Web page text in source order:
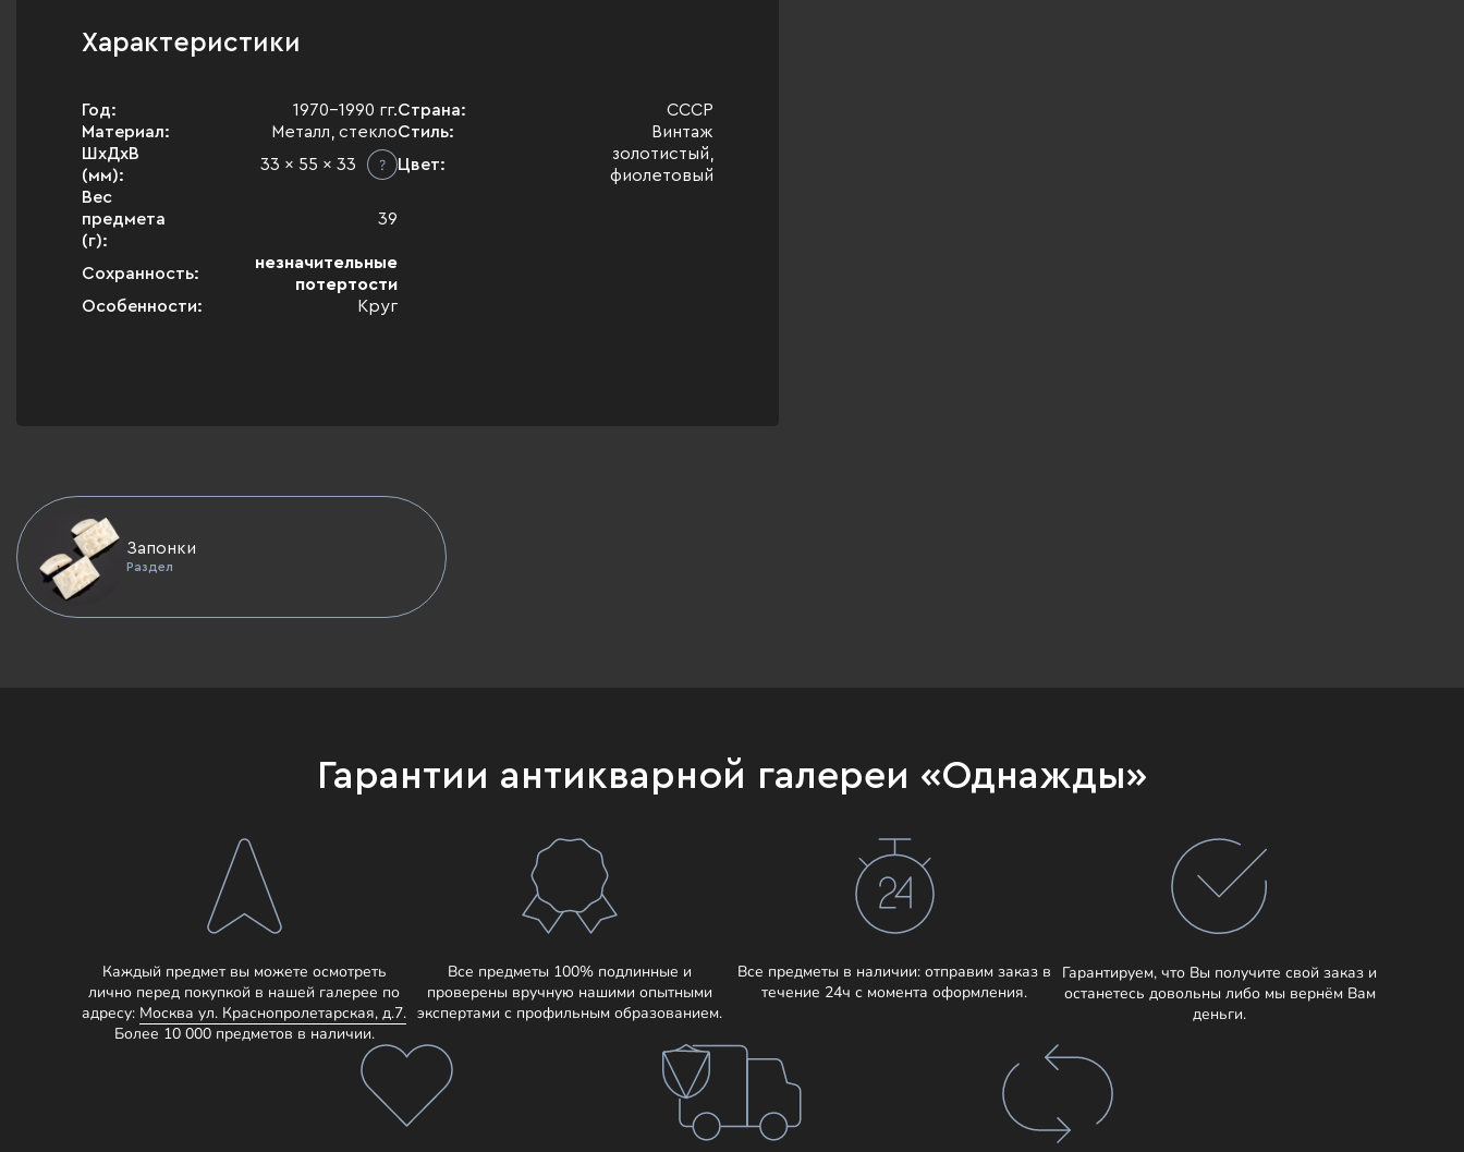
Характеристики
Год:
1970-1990 гг.
Материал:
Металл, стекло
ШхДхВ
(мм):
33 x 55 x 33
Вес
предмета
(г):
39
Сохранность:
незначительные
потертости
Особенности:
Круг
Страна:
СССР
Стиль:
Винтаж
Цвет:
золотистый,
фиолетовый
Запонки
Раздел
Гарантии антикварной галереи «Однажды»
Каждый предмет вы можете осмотреть
лично перед покупкой в нашей галерее по
адресу: Москва ул. Краснопролетарская, д.7.
Более 10 000 предметов в наличии.
Все предметы 100% подлинные и
проверены вручную нашими опытными
экспертами с профильным образованием.
Все предметы в наличии: отправим заказ в
течение 24ч с момента оформления.
Гарантируем, что Вы получите свой заказ и
останетесь довольны либо мы вернём Вам
деньги.